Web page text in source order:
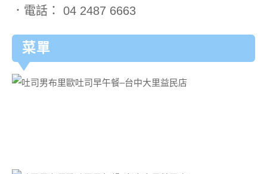
．電話： 04 2487 6663
菜單